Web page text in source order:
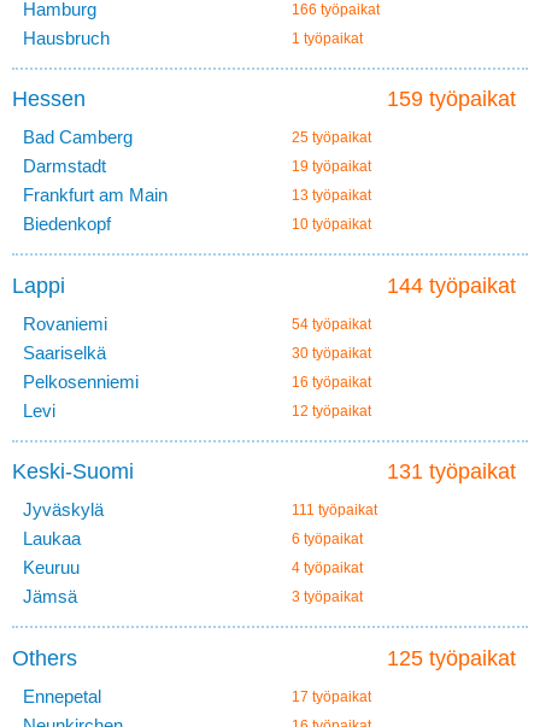
Hamburg 166 työpaikat
Hausbruch 1 työpaikat
159 työpaikat
Hessen
Bad Camberg 25 työpaikat
Darmstadt 19 työpaikat
Frankfurt am Main 13 työpaikat
Biedenkopf 10 työpaikat
144 työpaikat
Lappi
Rovaniemi 54 työpaikat
Saariselkä 30 työpaikat
Pelkosenniemi 16 työpaikat
Levi 12 työpaikat
131 työpaikat
Keski-Suomi
Jyväskylä 111 työpaikat
Laukaa 6 työpaikat
Keuruu 4 työpaikat
Jämsä 3 työpaikat
125 työpaikat
Others
Ennepetal 17 työpaikat